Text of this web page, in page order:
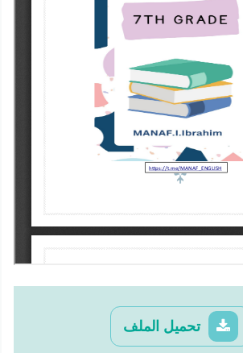
تحميل الملف